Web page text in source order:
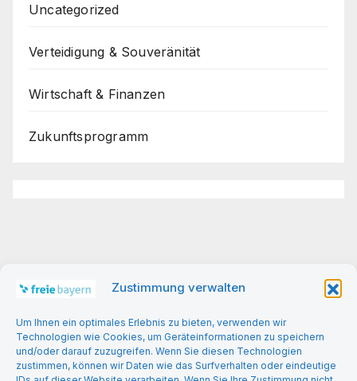
Zustimmung verwalten
Um Ihnen ein optimales Erlebnis zu bieten, verwenden wir
Technologien wie Cookies, um Geräteinformationen zu speichern
und/oder darauf zuzugreifen. Wenn Sie diesen Technologien
zustimmen, können wir Daten wie das Surfverhalten oder eindeutige
Uncategorized
Verteidigung & Souveränität
Wirtschaft & Finanzen
Zukunftsprogramm
You missed